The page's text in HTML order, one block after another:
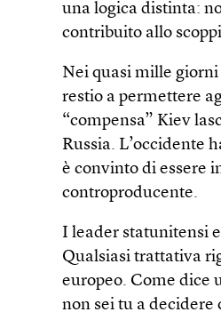
una logica distinta:
contribuito allo
Nei quasi mille giorni
restio a permettere
“compensa” Kiev
Russia. L’occidente
è convinto di essere
controproducente.
I leader statunitensi
Qualsiasi trattativa
europeo. Come dice
non sei tu a